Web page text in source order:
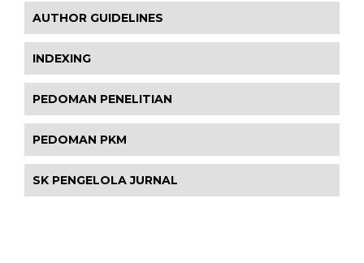
AUTHOR GUIDELINES
INDEXING
PEDOMAN PENELITIAN
PEDOMAN PKM
SK PENGELOLA JURNAL